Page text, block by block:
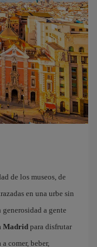
de los museos, de
en una urbe sin
a gente
Madridpara disfrutar
comer, beber,